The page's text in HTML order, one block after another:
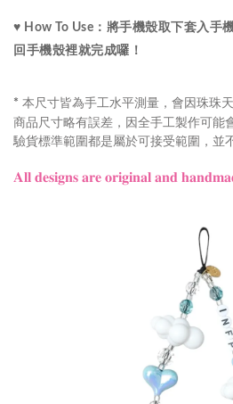
♥ How To Use：將手機殼取下套入手
回手機殼裡就完成囉！
* 本尺寸皆為手工水平測量，會因珠珠
商品尺寸略有誤差，因全手工製作可能
驗貨標準範圍都是屬於可接受範圍，並
𝐀𝐥𝐥 𝐝𝐞𝐬𝐢𝐠𝐧𝐬 𝐚𝐫𝐞 𝐨𝐫𝐢𝐠𝐢𝐧𝐚𝐥 𝐚𝐧𝐝